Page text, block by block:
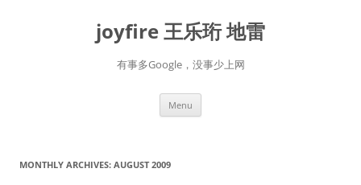
joyfire 王乐珩 地雷
有事多Google，没事少上网
Menu
MONTHLY ARCHIVES: AUGUST 2009